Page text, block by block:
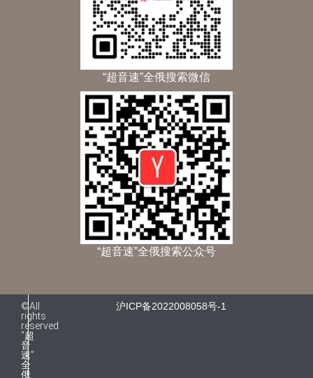
“超音速”全俄搜索微信
“超音速”全俄搜索公众号
©All
rights
reserved
“超
音
速”
全
俄
沪ICP备2022008058号-1